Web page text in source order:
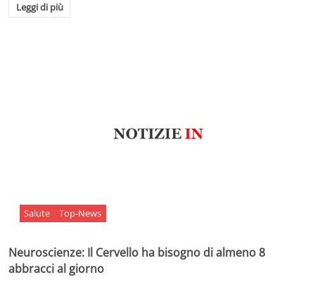
Leggi di più
Salute Top-News
Neuroscienze: Il Cervello ha bisogno di almeno 8
abbracci al giorno